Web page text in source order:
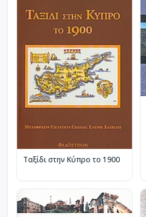
Ταξίδι στην Κύπρο το 1900